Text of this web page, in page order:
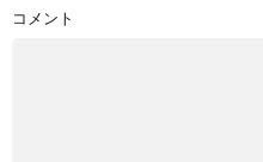
コメント